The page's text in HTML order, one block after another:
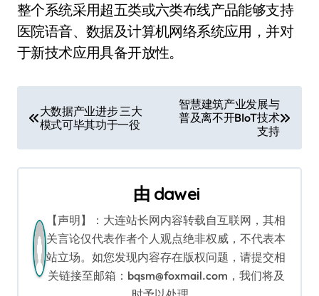
整个系统采用超五类或六类布线产品能够支持
医院语音、数据及计算机网络系统应用，并对
于新技术应用具备开放性。
章
导
大数据产业进步 三大
模式可毕其功于一役
智慧建筑产业发展与
普及离不开BIoT技术
支持
由 dawei
【声明】：大连站长网内容转载自互联网，其相
关言论仅代表作者个人观点绝非权威，不代表本
站立场。如您发现内容存在版权问题，请提交相
关链接至邮箱：bqsm@foxmail.com，我们将及